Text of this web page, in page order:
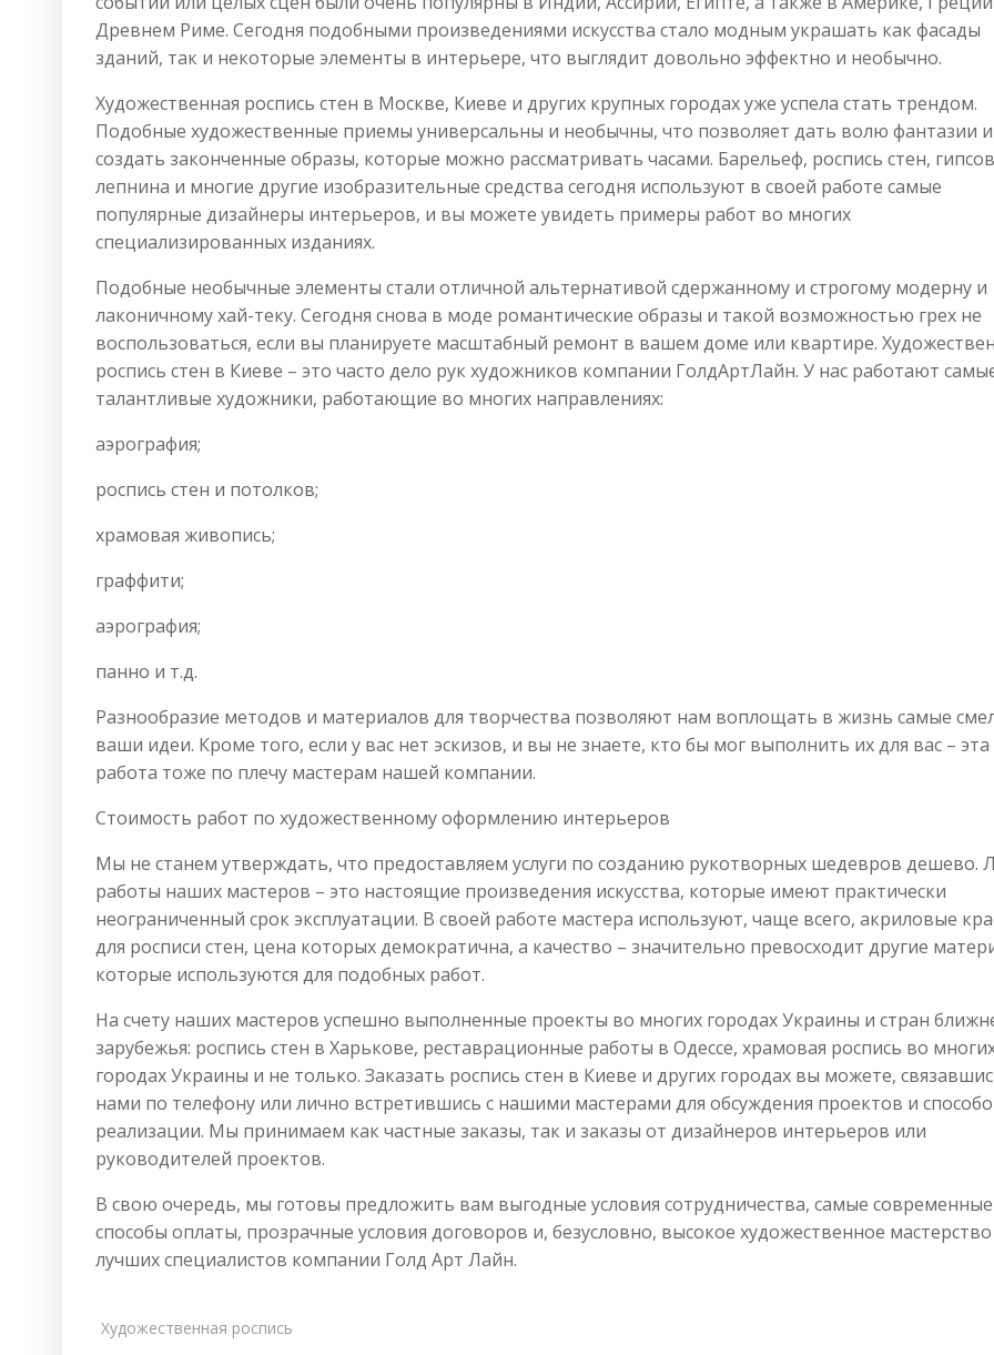
Древнем Риме. Сегодня подобными произведениями искусства стало модным украшать как фасады
зданий, так и некоторые элементы в интерьере, что выглядит довольно эффектно и необычно.
Художественная роспись стен в Москве, Киеве и других крупных городах уже успела стать трендом.
Подобные художественные приемы универсальны и необычны, что позволяет дать волю фантазии и
создать законченные образы, которые можно рассматривать часами. Барельеф, роспись стен,
лепнина и многие другие изобразительные средства сегодня используют в своей работе самые
популярные дизайнеры интерьеров, и вы можете увидеть примеры работ во многих
специализированных изданиях.
Подобные необычные элементы стали отличной альтернативой сдержанному и строгому модерну и
лаконичному хай-теку. Сегодня снова в моде романтические образы и такой возможностью грех не
воспользоваться, если вы планируете масштабный ремонт в вашем доме или квартире.
роспись стен в Киеве – это часто дело рук художников компании ГолдАртЛайн. У нас работают
талантливые художники, работающие во многих направлениях:
аэрография;
роспись стен и потолков;
храмовая живопись;
граффити;
аэрография;
панно и т.д.
Разнообразие методов и материалов для творчества позволяют нам воплощать в жизнь самые
ваши идеи. Кроме того, если у вас нет эскизов, и вы не знаете, кто бы мог выполнить их для вас – эта
работа тоже по плечу мастерам нашей компании.
Стоимость работ по художественному оформлению интерьеров
Мы не станем утверждать, что предоставляем услуги по созданию рукотворных шедевров дешево.
работы наших мастеров – это настоящие произведения искусства, которые имеют практически
неограниченный срок эксплуатации. В своей работе мастера используют, чаще всего, акриловые
для росписи стен, цена которых демократична, а качество – значительно превосходит другие
которые используются для подобных работ.
На счету наших мастеров успешно выполненные проекты во многих городах Украины и стран
зарубежья: роспись стен в Харькове, реставрационные работы в Одессе, храмовая роспись во
городах Украины и не только. Заказать роспись стен в Киеве и других городах вы можете,
нами по телефону или лично встретившись с нашими мастерами для обсуждения проектов и
реализации. Мы принимаем как частные заказы, так и заказы от дизайнеров интерьеров или
руководителей проектов.
В свою очередь, мы готовы предложить вам выгодные условия сотрудничества, самые современные
способы оплаты, прозрачные условия договоров и, безусловно, высокое художественное мастерство
лучших специалистов компании Голд Арт Лайн.
Художественная роспись